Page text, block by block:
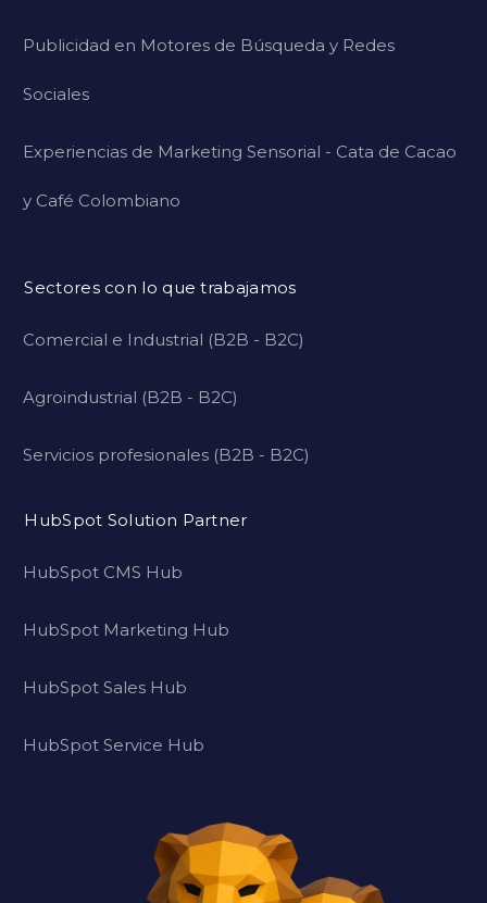
Publicidad en Motores de Búsqueda y Redes
Sociales
Experiencias de Marketing Sensorial - Cata de Cacao
y Café Colombiano
Sectores con lo que trabajamos
Comercial e Industrial (B2B - B2C)
Agroindustrial (B2B - B2C)
Servicios profesionales (B2B - B2C)
HubSpot Solution Partner
HubSpot CMS Hub
HubSpot Marketing Hub
HubSpot Sales Hub
HubSpot Service Hub